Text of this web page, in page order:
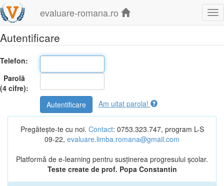
evaluare-romana.ro
Autentificare
Telefon:
Parolă
(4 cifre):
Autentificare
Am uitat parola!
Pregătește-te cu noi. Contact: 0753.323.747, program L-S
09-22, evaluare.limba.romana@gmail.com
Platformă de e-learning pentru susținerea progresului școlar.
Teste create de prof. Popa Constantin